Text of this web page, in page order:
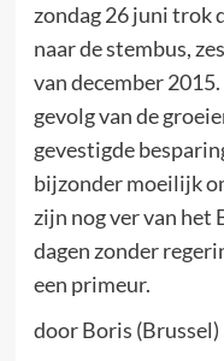
zondag 26 juni trok
naar de stembus,
van december
gevolg van de
gevestigde
bijzonder moeilijk
zijn nog ver van het
dagen zonder
een primeur.
door Boris (Brussel)